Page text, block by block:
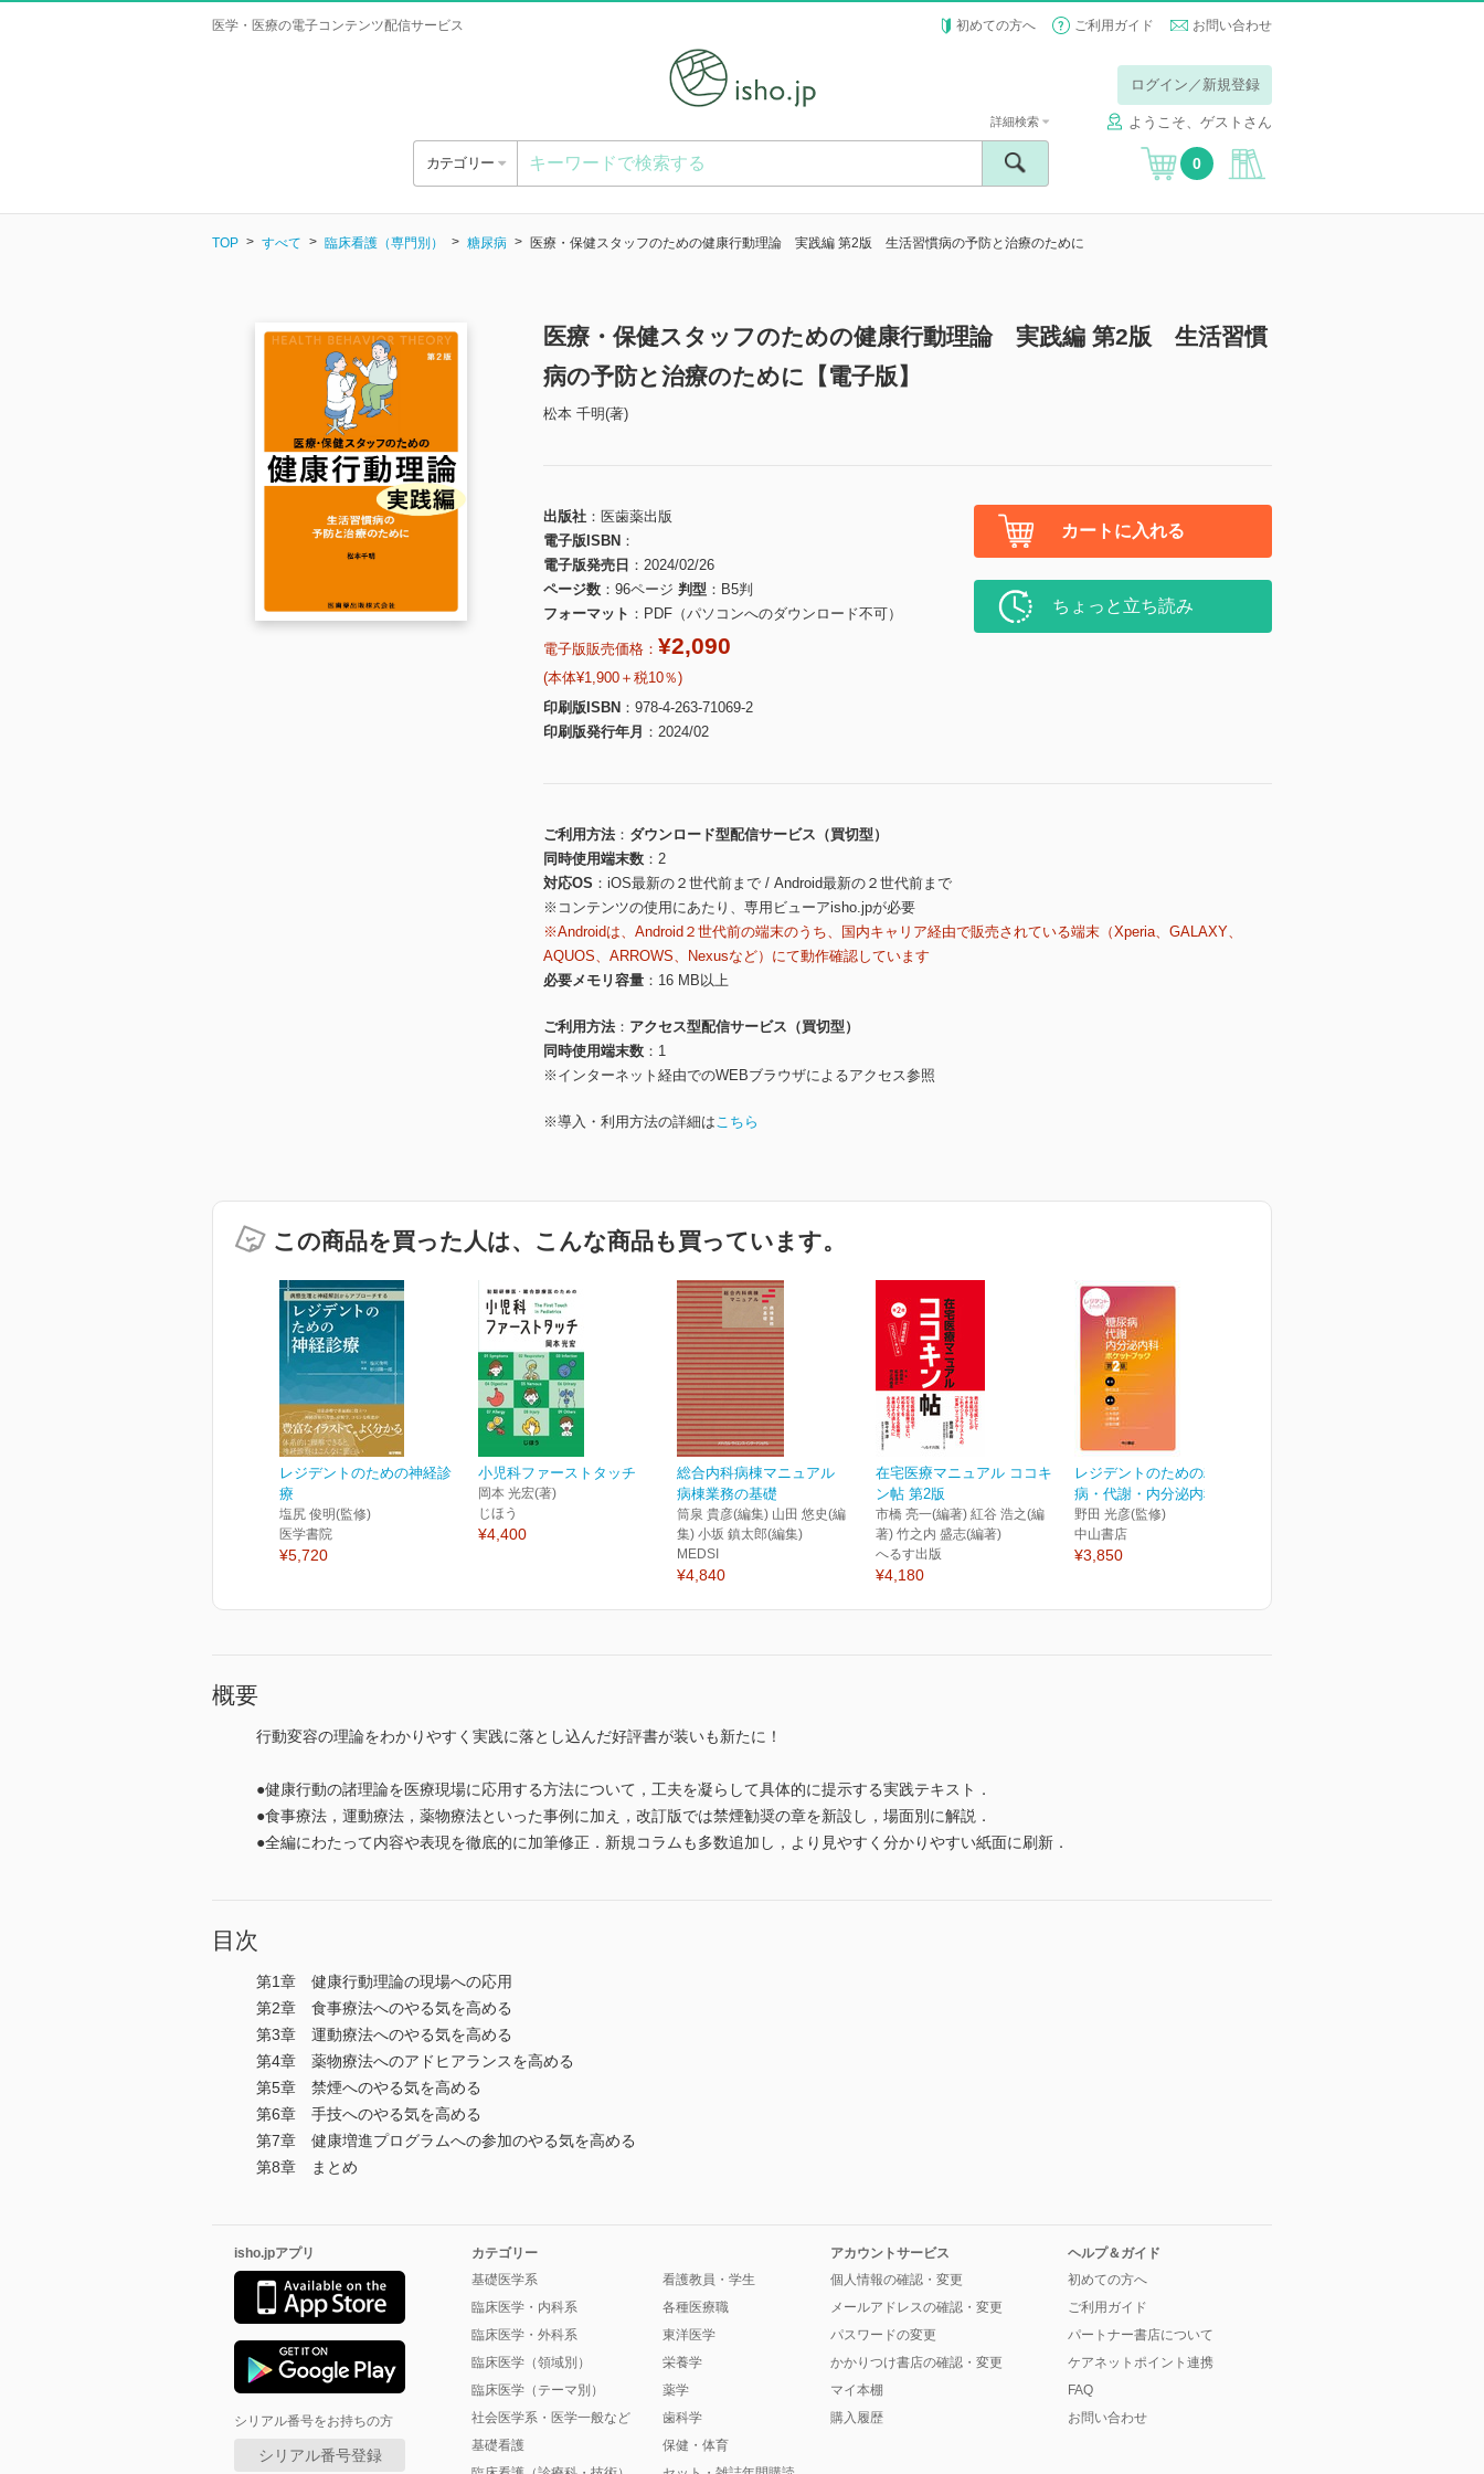
医学・医療の電子コンテンツ配信サービス 初めての方へ ご利用ガイド お問い合わせ
ログイン／新規登録
ようこそ、ゲストさん
カテゴリー
詳細検索
0
TOP すべて 臨床看護（専門別） 糖尿病 医療・保健スタッフのための健康行動理論 実践編 第2版 生活習慣病の予防と治療のために
医療・保健スタッフのための健康行動理論 実践編 第2版 生活習慣
病の予防と治療のために【電子版】
松本 千明(著)
出版社
医歯薬出版
電子版ISBN
電子版発売日
2024/02/26
ページ数
96ページ 判型
B5判
フォーマット
PDF（パソコンへのダウンロード不可）
電子版販売価格： ¥2,090
(本体¥1,900＋税10％)
印刷版ISBN
978-4-263-71069-2
印刷版発行年月
2024/02
カートに入れる
ちょっと立ち読み
ご利用方法
ダウンロード型配信サービス（買切型）
同時使用端末数
2
対応OS
iOS最新の２世代前まで / Android最新の２世代前まで
※コンテンツの使用にあたり、専用ビューアisho.jpが必要
※Androidは、Android２世代前の端末のうち、国内キャリア経由で販売されている端末（Xperia、GALAXY、
AQUOS、ARROWS、Nexusなど）にて動作確認しています
必要メモリ容量
16 MB以上
ご利用方法
アクセス型配信サービス（買切型）
同時使用端末数
1
※インターネット経由でのWEBブラウザによるアクセス参照
※導入・利用方法の詳細はこちら
この商品を買った人は、こんな商品も買っています。
レジデントのための神経診
療
塩尻 俊明(監修)
医学書院
¥5,720
小児科ファーストタッチ
岡本 光宏(著)
じほう
¥4,400
総合内科病棟マニュアル
病棟業務の基礎
筒泉 貴彦(編集) 山田 悠史(編
集) 小坂 鎮太郎(編集)
MEDSI
¥4,840
在宅医療マニュアル ココキ
ン帖 第2版
市橋 亮一(編著) 紅谷 浩之(編
著) 竹之内 盛志(編著)
へるす出版
¥4,180
レジデントのための糖尿
病・代謝・内分泌内科ポ...
野田 光彦(監修)
中山書店
¥3,850
概要
行動変容の理論をわかりやすく実践に落とし込んだ好評書が装いも新たに！
●健康行動の諸理論を医療現場に応用する方法について，工夫を凝らして具体的に提示する実践テキスト．
●食事療法，運動療法，薬物療法といった事例に加え，改訂版では禁煙勧奨の章を新設し，場面別に解説．
●全編にわたって内容や表現を徹底的に加筆修正．新規コラムも多数追加し，より見やすく分かりやすい紙面に刷新．
目次
第1章 健康行動理論の現場への応用
第2章 食事療法へのやる気を高める
第3章 運動療法へのやる気を高める
第4章 薬物療法へのアドヒアランスを高める
第5章 禁煙へのやる気を高める
第6章 手技へのやる気を高める
第7章 健康増進プログラムへの参加のやる気を高める
第8章 まとめ
isho.jpアプリ
シリアル番号をお持ちの方
シリアル番号登録
カテゴリー
基礎医学系
臨床医学・内科系
臨床医学・外科系
臨床医学（領域別）
臨床医学（テーマ別）
社会医学系・医学一般など
基礎看護
看護教員・学生
各種医療職
東洋医学
栄養学
薬学
歯科学
保健・体育
アカウントサービス
個人情報の確認・変更
メールアドレスの確認・変更
パスワードの変更
かかりつけ書店の確認・変更
マイ本棚
購入履歴
ヘルプ＆ガイド
初めての方へ
ご利用ガイド
パートナー書店について
ケアネットポイント連携
FAQ
お問い合わせ